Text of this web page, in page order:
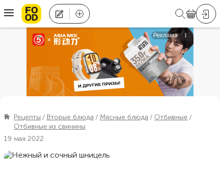
Рецепты Вторые блюда Мясные блюда
Отбивные
Отбивные из свинины
19 мая 2022